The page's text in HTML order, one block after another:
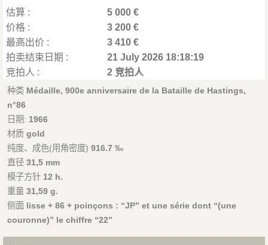
估算 :
5 000 €
价格 :
3 200 €
最高出价 :
3 410 €
拍卖结束日期 :
21 July 2026 18:18:19
竞拍人 :
2 竞拍人
种类 Médaille, 900e anniversaire de la Bataille de Hastings,
n°86
日期: 1966
材质 gold
纯度、成色(用角密度) 916.7 ‰
直径 31,5 mm
模子方针 12 h.
重量 31,59 g.
侧面 lisse + 86 + poinçons : “JP” et une série dont “(une
couronne)” le chiffre “22”